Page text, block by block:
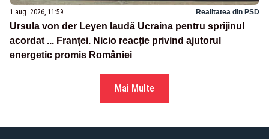
1 aug. 2026, 11:59 Realitatea din PSD
Ursula von der Leyen laudă Ucraina pentru sprijinul
acordat ... Franței. Nicio reacție privind ajutorul
energetic promis României
Mai Multe